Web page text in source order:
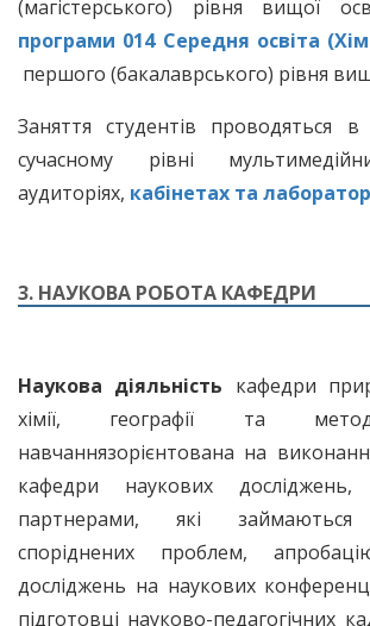
(магістерського) рівня вищої
програми 014 Середня освіта
першого (бакалаврського) рівня
Заняття студентів проводяться
сучасному рівні
аудиторіях, кабінетах та
3. НАУКОВА РОБОТА КАФЕДРИ
Наукова діяльність кафедри
хімії, географії та
навчаннязорієнтована на
кафедри наукових
партнерами, які займаються
споріднених проблем,
досліджень на наукових
підготовці науково-педагогічних